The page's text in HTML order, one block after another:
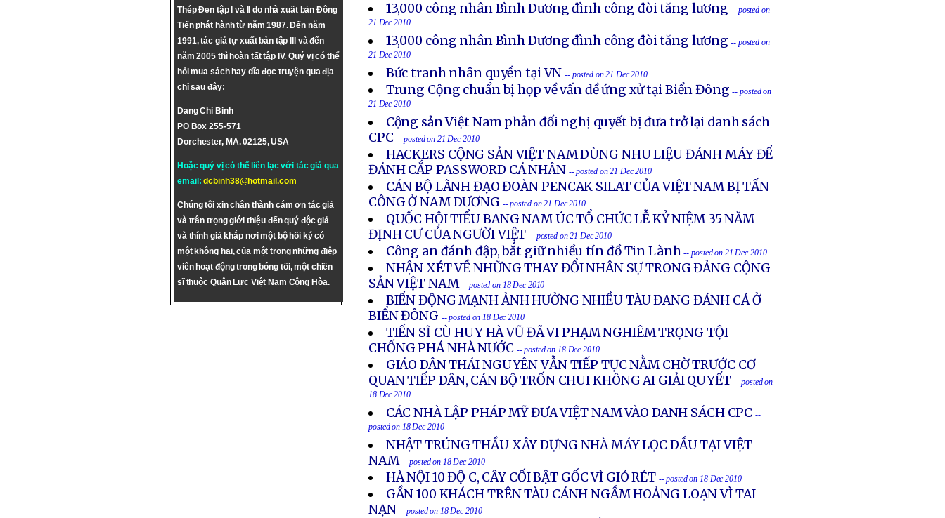
Thép Đen tập I và II do nhà xuất bản Đông
Tiến phát hành từ năm 1987. Đến năm
1991, tác giả tự xuất bản tập III và đến
năm 2005 thì hoàn tất tập IV. Quý vị có thể
hỏi mua sách hay dĩa đọc truyện qua địa
chỉ sau đây:
Dang Chi Binh
PO Box 255-571
Dorchester, MA. 02125, USA
Hoặc quý vị có thể liên lạc với tác giả qua
email:dcbinh38@hotmail.com
Chúng tôi xin chân thành cám ơn tác giả
và trân trọng giới thiệu đến quý độc giả
và thính giả khắp nơi một bộ hồi ký có
một không hai, của một trong những điệp
viên hoạt động trong bóng tối, một chiến
sĩ thuộc Quân Lực Việt Nam Cộng Hòa.
13,000 công nhân Bình Dương đình công đòi tăng lương -- posted on
21 Dec 2010
13,000 công nhân Bình Dương đình công đòi tăng lương -- posted on
21 Dec 2010
Bức tranh nhân quyền tại VN -- posted on 21 Dec 2010
Trung Cộng chuẩn bị họp về vấn đề ứng xử tại Biển Đông -- posted on
21 Dec 2010
Cộng sản Việt Nam phản đối nghị quyết bị đưa trở lại danh sách
CPC -- posted on 21 Dec 2010
HACKERS CỘNG SẢN VIỆT NAM DÙNG NHU LIỆU ĐÁNH MÁY ĐỂ
ĐÁNH CẮP PASSWORD CÁ NHÂN -- posted on 21 Dec 2010
CÁN BỘ LÃNH ĐẠO ĐOÀN PENCAK SILAT CỦA VIỆT NAM BỊ TẤN
CÔNG Ở NAM DƯƠNG -- posted on 21 Dec 2010
QUỐC HỘI TIỂU BANG NAM ÚC TỔ CHỨC LỄ KỶ NIỆM 35 NĂM
ĐỊNH CƯ CỦA NGƯỜI VIỆT-- posted on 21 Dec 2010
Công an đánh đập, bắt giữ nhiều tín đồ Tin Lành -- posted on 21 Dec 2010
NHẬN XÉT VỀ NHỮNG THAY ĐỔI NHÂN SỰ TRONG ĐẢNG CỘNG
SẢN VIỆT NAM-- posted on 18 Dec 2010
BIỂN ĐỘNG MẠNH ẢNH HƯỞNG NHIỀU TÀU ĐANG ĐÁNH CÁ Ở
BIỂN ĐÔNG -- posted on 18 Dec 2010
TIẾN SĨ CÙ HUY HÀ VŨ ĐÃ VI PHẠM NGHIÊM TRỌNG TỘI
CHỐNG PHÁ NHÀ NƯỚC -- posted on 18 Dec 2010
GIÁO DÂN THÁI NGUYÊN VẪN TIẾP TỤC NẰM CHỜ TRƯỚC CƠ
QUAN TIẾP DÂN, CÁN BỘ TRỐN CHUI KHÔNG AI GIẢI QUYẾT -- posted on
18 Dec 2010
CÁC NHÀ LẬP PHÁP MỸ ĐƯA VIỆT NAM VÀO DANH SÁCH CPC --
posted on 18 Dec 2010
NHẬT TRÚNG THẦU XÂY DỰNG NHÀ MÁY LỌC DẦU TẠI VIỆT
NAM-- posted on 18 Dec 2010
HÀ NỘI 10 ĐỘ C, CÂY CỐI BẬT GỐC VÌ GIÓ RÉT -- posted on 18 Dec 2010
GẦN 100 KHÁCH TRÊN TÀU CÁNH NGẦM HOẢNG LOẠN VÌ TAI
NẠN-- posted on 18 Dec 2010